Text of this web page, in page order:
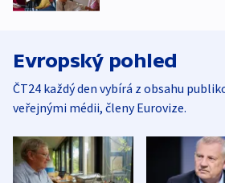
Evropský pohled
ČT24 každý den vybírá z obsahu
veřejnými médii, členy Eurovize.